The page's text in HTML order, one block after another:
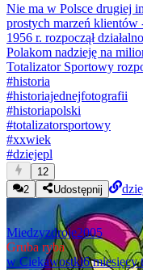
Nie ma w Polsce drugiej
prostych marzeń klientów
1956 r. rozpoczął
Polakom nadzieję na
Totalizator Sportowy
#historia
#historiajednejfotografii
#historiapolski
#totalizatorsportowy
#xxwiek
#dziejepl
12
2
Udostępnij
Miedzyzdroje2005
Gruba ryba
w Ciekawostki6 miesięcy